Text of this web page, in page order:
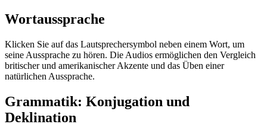
Wortaussprache
Klicken Sie auf das Lautsprechersymbol neben einem Wort, um
seine Aussprache zu hören. Die Audios ermöglichen den Vergleich
britischer und amerikanischer Akzente und das Üben einer
natürlichen Aussprache.
Grammatik: Konjugation und
Deklination